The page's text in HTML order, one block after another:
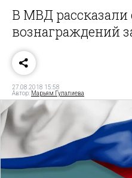
В МВД рассказали
вознаграждений
27.08.2018 15:58
Автор: Марьям Гулалиева